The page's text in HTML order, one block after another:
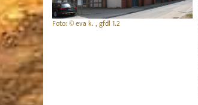
Foto: © eva k. , gfdl 1.2